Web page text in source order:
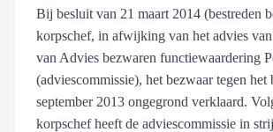
Bij besluit van 21 maart 2014 (bestreden
korpschef, in afwijking van het advies
van Advies bezwaren functiewaardering
(adviescommissie), het bezwaar tegen het
september 2013 ongegrond verklaard.
korpschef heeft de adviescommissie in